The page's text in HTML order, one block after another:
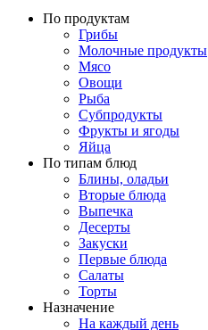
По продуктам
Грибы
Молочные продукты
Мясо
Овощи
Рыба
Субпродукты
Фрукты и ягоды
Яйца
По типам блюд
Блины, оладьи
Вторые блюда
Выпечка
Десерты
Закуски
Первые блюда
Салаты
Торты
Назначение
На каждый день